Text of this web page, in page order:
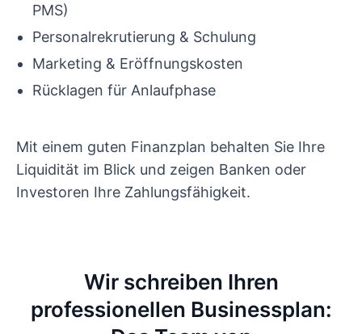
PMS)
Personalrekrutierung & Schulung
Marketing & Eröffnungskosten
Rücklagen für Anlaufphase
Mit einem guten Finanzplan behalten Sie Ihre
Liquidität im Blick und zeigen Banken oder
Investoren Ihre Zahlungsfähigkeit.
Wir schreiben Ihren
professionellen Businessplan: